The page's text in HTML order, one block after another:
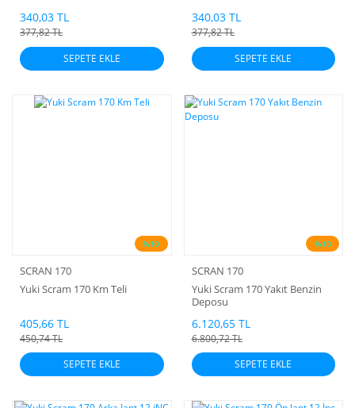
340,03 TL
377,82 TL
SEPETE EKLE
340,03 TL
377,82 TL
SEPETE EKLE
%10
SCRAN 170
Yuki Scram 170 Km Teli
405,66 TL
450,74 TL
SEPETE EKLE
%10
SCRAN 170
Yuki Scram 170 Yakıt Benzin
Deposu
6.120,65 TL
6.800,72 TL
SEPETE EKLE